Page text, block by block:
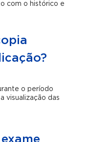
com o histórico e
o período
visualização das